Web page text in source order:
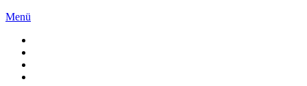
Menü